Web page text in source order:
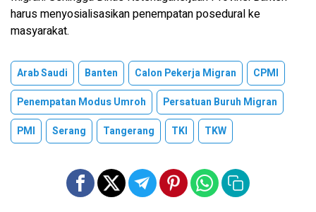
harus menyosialisasikan penempatan posedural ke
masyarakat.
Arab Saudi Banten Calon Pekerja Migran
CPMI
Penempatan Modus Umroh
Persatuan Buruh Migran
PMI
Serang Tangerang TKI TKW